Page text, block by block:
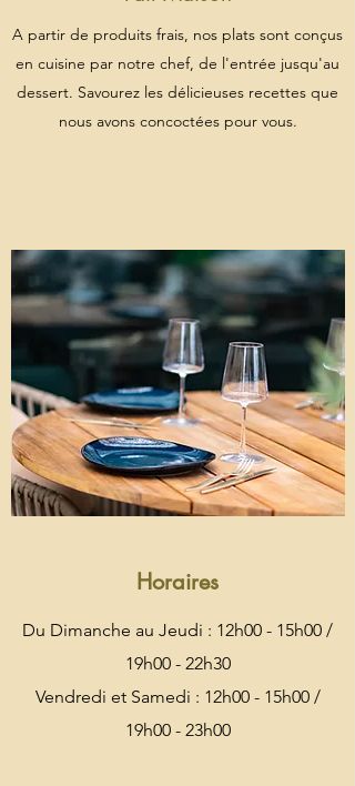
A partir de produits frais, nos plats sont conçus
en cuisine par notre chef, de l'entrée jusqu'au
dessert. Savourez les délicieuses recettes que
nous avons concoctées pour vous.
Horaires
Du Dimanche au Jeudi : 12h00 - 15h00 /
19h00 - 22h30
Vendredi et Samedi : 12h00 - 15h00 /
19h00 - 23h00